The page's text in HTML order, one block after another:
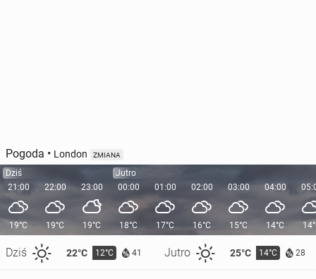
Pogoda • London ZMIANA
Dziś
21:00
19°C
Dziś 22°C 12°C 41 Jutro 25°C 14°C 28
22:00
19°C
23:00
19°C
Jutro
00:00
18°C
01:00
17°C
02:00
16°C
03:00
15°C
04:00
14°C